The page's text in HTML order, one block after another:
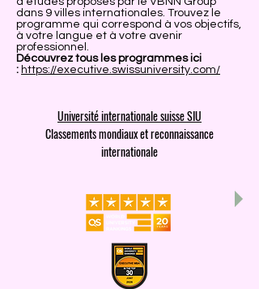
dans 9 villes internationales. Trouvez le
programme qui correspond à vos objectifs,
à votre langue et à votre avenir
professionnel.
Découvrez tous les programmes ici
: https://executive.swissuniversity.com/
Université internationale suisse SIU
Classements mondiaux et reconnaissance
internationale